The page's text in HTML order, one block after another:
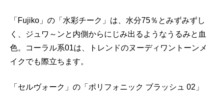
「Fujiko」の「水彩チーク」は、水分75％とみずみずし
く、ジュワ～ンと内側からにじみ出るようなうるみと血
色。コーラル系01は、トレンドのヌーディワントーンメ
イクでも際立ちます。
「セルヴォーク」の「ポリフォニック ブラッシュ 02」